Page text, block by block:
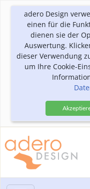
adero Design
einen für die
dienen sie der
Auswertung.
dieser Verwendung
um Ihre Cookie-